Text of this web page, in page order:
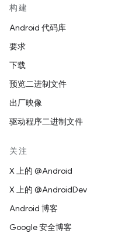
构建
Android 代码库
要求
下载
预览二进制文件
出厂映像
驱动程序二进制文件
关注
X 上的 @Android
X 上的 @AndroidDev
Android 博客
Google 安全博客